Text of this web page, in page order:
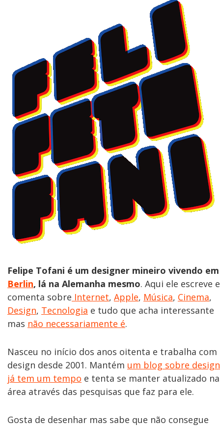
Felipe Tofani é um designer mineiro vivendo em
Berlin, lá na Alemanha mesmo. Aqui ele escreve e
comenta sobre Internet, Apple, Música, Cinema,
Design, Tecnologia e tudo que acha interessante
mas não necessariamente é.
Nasceu no início dos anos oitenta e trabalha com
design desde 2001. Mantém um blog sobre design
já tem um tempo e tenta se manter atualizado na
área através das pesquisas que faz para ele.
Gosta de desenhar mas sabe que não consegue